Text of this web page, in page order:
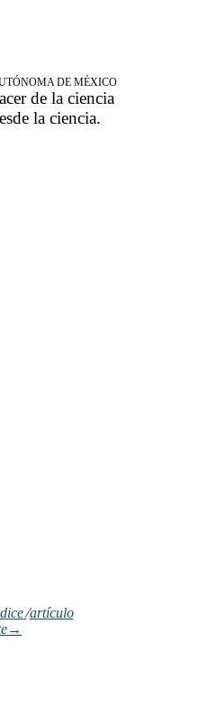
DE MÉXICO
de la ciencia
la ciencia.
⁄artículo